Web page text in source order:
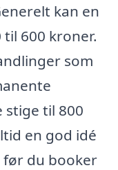
kan en
600 kroner.
som
stige til 800
en god idé
du booker